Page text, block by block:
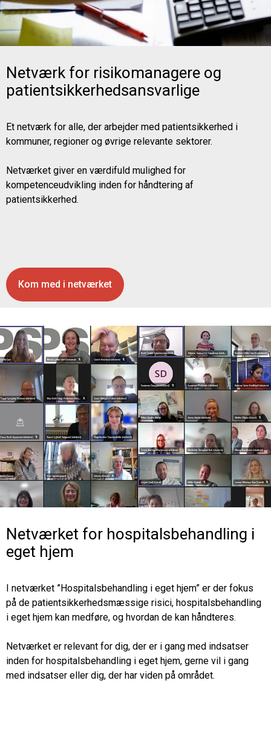
Netværk for risikomanagere og
patientsikkerhedsansvarlige
Et netværk for alle, der arbejder med patientsikkerhed i
kommuner, regioner og øvrige relevante sektorer.
Netværket giver en værdifuld mulighed for
kompetenceudvikling inden for håndtering af
patientsikkerhed.
Kom med i netværket
Netværket for hospitalsbehandling i
eget hjem
I netværket ”Hospitalsbehandling i eget hjem” er der fokus
på de patientsikkerhedsmæssige risici, hospitalsbehandling
i eget hjem kan medføre, og hvordan de kan håndteres.
Netværket er relevant for dig, der er i gang med indsatser
inden for hospitalsbehandling i eget hjem, gerne vil i gang
med indsatser eller dig, der har viden på området.